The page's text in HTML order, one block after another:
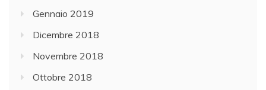
Gennaio 2019
Dicembre 2018
Novembre 2018
Ottobre 2018